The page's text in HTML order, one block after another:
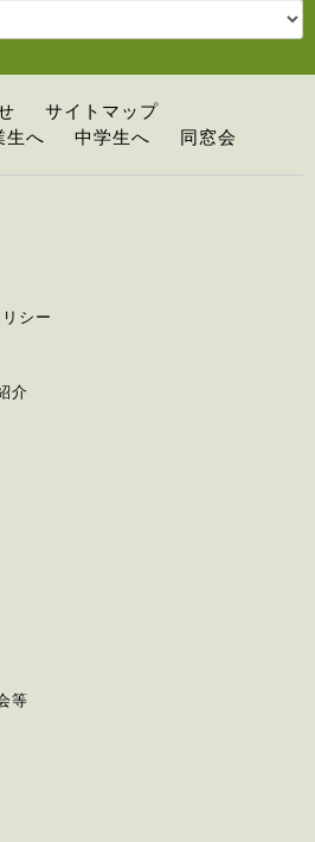
サイトマップ
生へ 中学生へ 同窓会
シー
介
等